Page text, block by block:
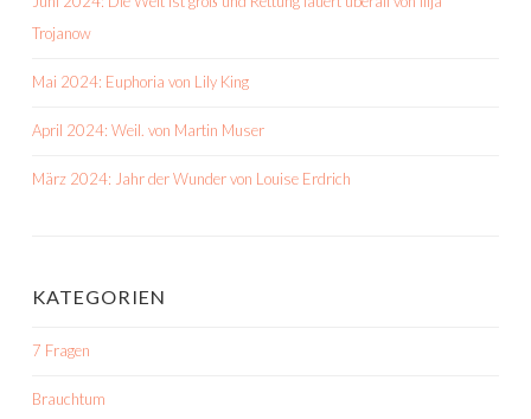
Trojanow
Mai 2024: Euphoria von Lily King
April 2024: Weil. von Martin Muser
März 2024: Jahr der Wunder von Louise Erdrich
KATEGORIEN
7 Fragen
Brauchtum